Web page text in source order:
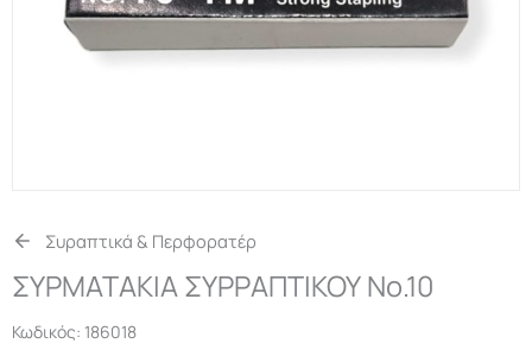
Συραπτικά & Περφορατέρ
ΣΥΡΜΑΤΑΚΙΑ ΣΥΡΡΑΠΤΙΚΟΥ Νο.10
Κωδικός: 186018